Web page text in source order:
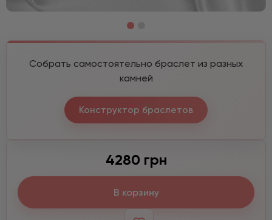
Собрать самостоятельно браслет из разных
камней
Конструктор браслетов
4280 грн
В корзину